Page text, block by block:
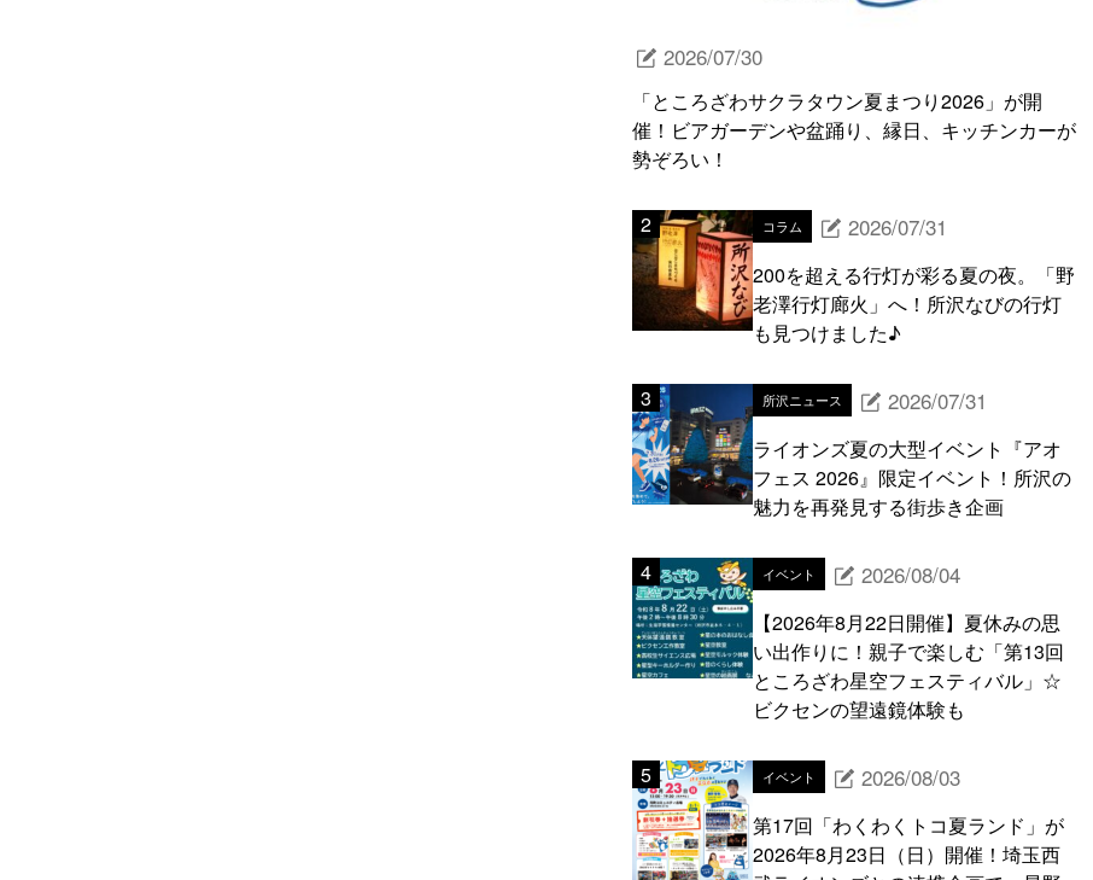
2026/07/30
「ところざわサクラタウン夏まつり2026」が開
催！ビアガーデンや盆踊り、縁日、キッチンカーが
勢ぞろい！
コラム 2026/07/31
200を超える行灯が彩る夏の夜。「野
老澤行灯廊火」へ！所沢なびの行灯
も見つけました♪
所沢ニュース 2026/07/31
ライオンズ夏の大型イベント『アオ
フェス 2026』限定イベント！所沢の
魅力を再発見する街歩き企画
イベント 2026/08/04
【2026年8月22日開催】夏休みの思
い出作りに！親子で楽しむ「第13回
ところざわ星空フェスティバル」☆
ビクセンの望遠鏡体験も
イベント 2026/08/03
第17回「わくわくトコ夏ランド」が
2026年8月23日（日）開催！埼玉西